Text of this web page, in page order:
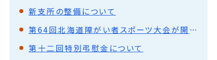
新支所の整備について
第64回北海道障がい者スポーツ大会が開催されます
第十二回特別弔慰金について